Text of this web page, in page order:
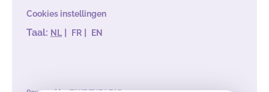
Cookies instellingen
Taal: NL | FR | EN